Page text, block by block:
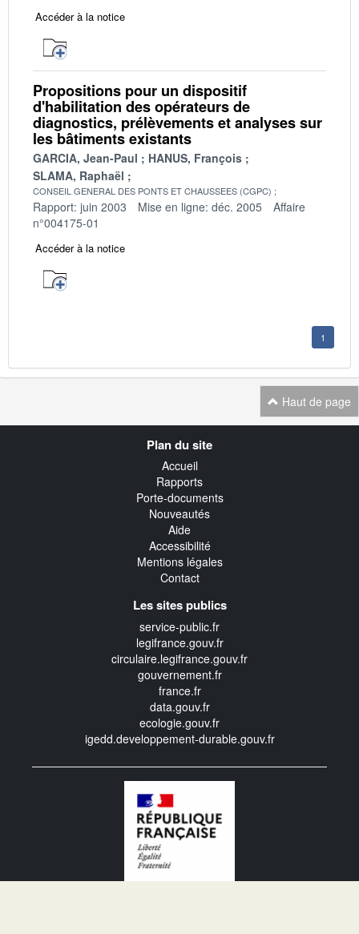
Accéder à la notice
Propositions pour un dispositif
d'habilitation des opérateurs de
diagnostics, prélèvements et analyses sur
les bâtiments existants
GARCIA, Jean-Paul
HANUS, François
SLAMA, Raphaël
CONSEIL GENERAL DES PONTS ET CHAUSSEES (CGPC)
Rapport: juin 2003 Mise en ligne: déc. 2005
Affaire
n°004175-01
Accéder à la notice
1
Haut de page
Plan du site
Accueil
Rapports
Porte-documents
Nouveautés
Aide
Accessibilité
Mentions légales
Contact
Les sites publics
service-public.fr
legifrance.gouv.fr
circulaire.legifrance.gouv.fr
gouvernement.fr
france.fr
data.gouv.fr
ecologie.gouv.fr
igedd.developpement-durable.gouv.fr